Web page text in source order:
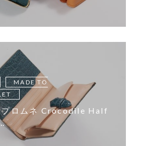
MADE TO
プロムネ Crocodile Half